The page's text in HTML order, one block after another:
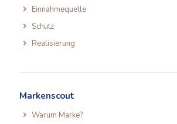
Einnahmequelle
Schutz
Realisierung
Markenscout
Warum Marke?